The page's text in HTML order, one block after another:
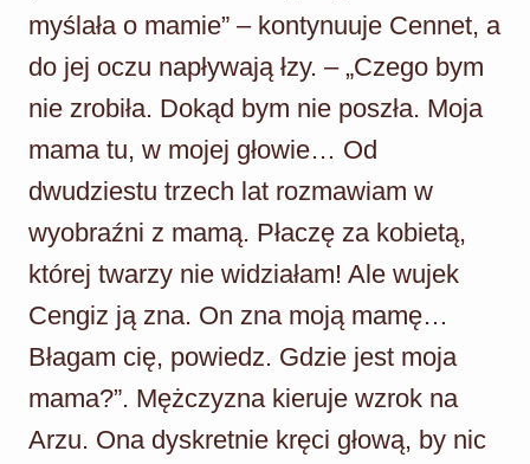
myślała o mamie” – kontynuuje Cennet, a
do jej oczu napływają łzy. – „Czego bym
nie zrobiła. Dokąd bym nie poszła. Moja
mama tu, w mojej głowie… Od
dwudziestu trzech lat rozmawiam w
wyobraźni z mamą. Płaczę za kobietą,
której twarzy nie widziałam! Ale wujek
Cengiz ją zna. On zna moją mamę…
Błagam cię, powiedz. Gdzie jest moja
mama?”. Mężczyzna kieruje wzrok na
Arzu. Ona dyskretnie kręci głową, by nic